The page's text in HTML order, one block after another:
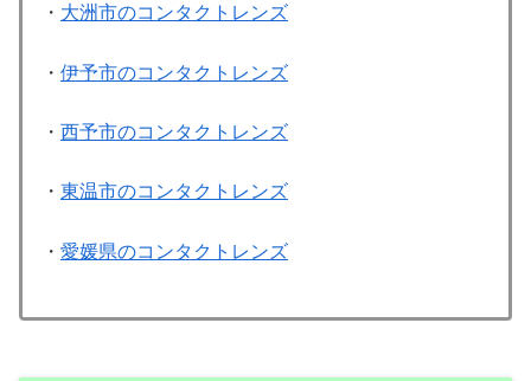
・ 大洲市のコンタクトレンズ
・ 伊予市のコンタクトレンズ
・ 西予市のコンタクトレンズ
・ 東温市のコンタクトレンズ
・ 愛媛県のコンタクトレンズ